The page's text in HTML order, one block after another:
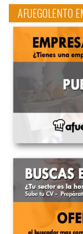
AFUEGOLENTO